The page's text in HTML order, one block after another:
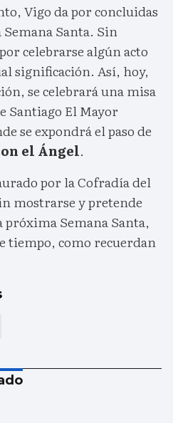
Vigo da por concluidas
Semana Santa. Sin
celebrarse algún acto
significación. Así, hoy,
se celebrará una misa
Santiago El Mayor
se expondrá el paso de
el Ángel.
por la Cofradía del
mostrarse y pretende
Semana Santa,
tiempo, como recuerdan